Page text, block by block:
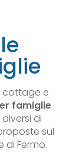
cottage e
famiglie
di
sul
di Fermo.